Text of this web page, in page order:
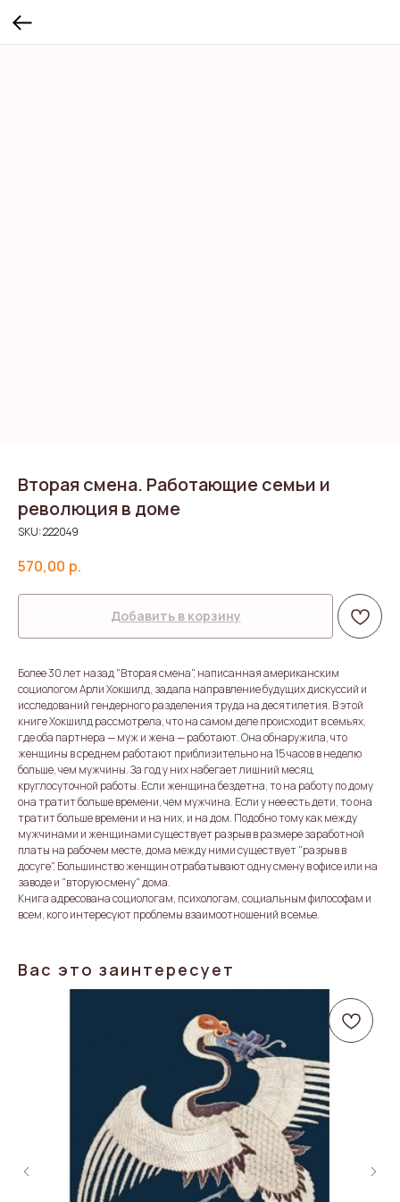
Вторая смена. Работающие семьи и
революция в доме
SKU:222049
570,00 р.
Добавить в корзину
Более 30 лет назад "Вторая смена", написанная американским
социологом Арли Хокшилд, задала направление будущих дискуссий и
исследований гендерного разделения труда на десятилетия. В этой
книге Хокшилд рассмотрела, что на самом деле происходит в семьях,
где оба партнера — муж и жена — работают. Она обнаружила, что
женщины в среднем работают приблизительно на 15 часов в неделю
больше, чем мужчины. За год у них набегает лишний месяц
круглосуточной работы. Если женщина бездетна, то на работу по дому
она тратит больше времени, чем мужчина. Если у нее есть дети, то она
тратит больше времени и на них, и на дом. Подобно тому как между
мужчинами и женщинами существует разрыв в размере заработной
платы на рабочем месте, дома между ними существует "разрыв в
досуге". Большинство женщин отрабатывают одну смену в офисе или на
заводе и "вторую смену" дома.
Книга адресована социологам, психологам, социальным философам и
всем, кого интересуют проблемы взаимоотношений в семье.
Вас это заинтересует